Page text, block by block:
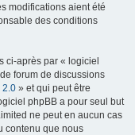
modifications aient été
des conditions
ci-après par « logiciel
forum de discussions
2.0 » et qui peut être
phpBB a pour seul but
ne peut en aucun cas
contenu que nous